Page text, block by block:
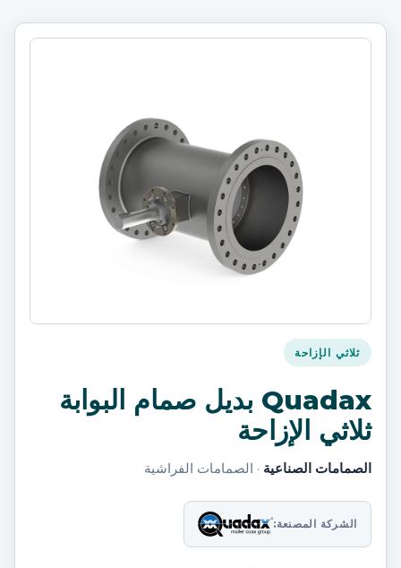
ثلاثي الإزاحة
Quadax بديل صمام البوابة
ثلاثي الإزاحة
الصمامات الصناعية · الصمامات الفراشية
الشركة المصنعة: